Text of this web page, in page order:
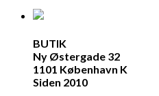
BUTIK
Ny Østergade 32
1101 København K
Siden 2010